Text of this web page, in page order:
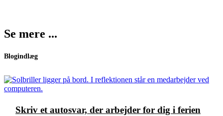
Se mere ...
Blogindlæg
Skriv et autosvar, der arbejder for dig i ferien